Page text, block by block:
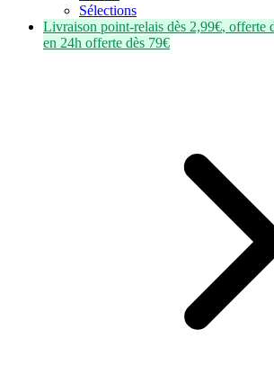
Sélections
Livraison point-relais dès 2,99€, offerte
en 24h offerte dès 79€